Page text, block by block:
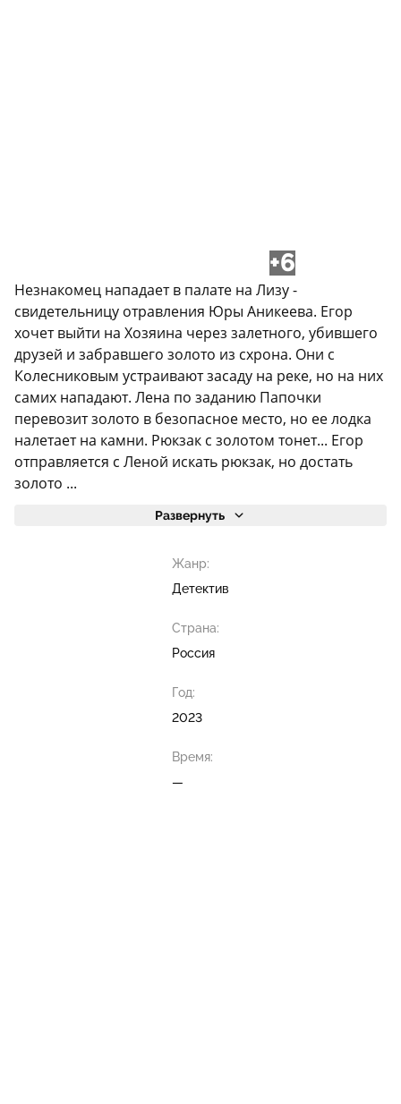
+6
Незнакомец нападает в палате на Лизу -
свидетельницу отравления Юры Аникеева. Егор
хочет выйти на Хозяина через залетного, убившего
друзей и забравшего золото из схрона. Они с
Колесниковым устраивают засаду на реке, но на них
самих нападают. Лена по заданию Папочки
перевозит золото в безопасное место, но ее лодка
налетает на камни. Рюкзак с золотом тонет... Егор
отправляется с Леной искать рюкзак, но достать
золото ...
Развернуть
Жанр:
Детектив
Страна:
Россия
Год:
2023
Время:
—